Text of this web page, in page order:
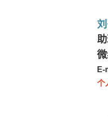
个